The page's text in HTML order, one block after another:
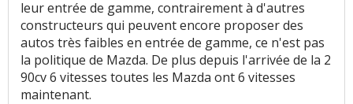
leur entrée de gamme, contrairement à d'autres
constructeurs qui peuvent encore proposer des
autos très faibles en entrée de gamme, ce n'est pas
la politique de Mazda. De plus depuis l'arrivée de la 2
90cv 6 vitesses toutes les Mazda ont 6 vitesses
maintenant.